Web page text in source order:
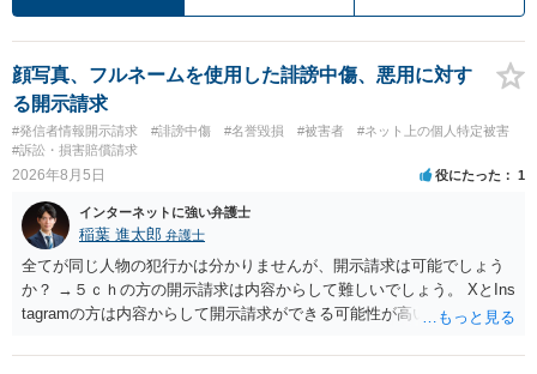
顔写真、フルネームを使用した誹謗中傷、悪用に対す
る開示請求
#発信者情報開示請求 #誹謗中傷 #名誉毀損 #被害者
#ネット上の個人特定被害
#訴訟・損害賠償請求
2026年8月5日 役にたった 1
インターネットに強い弁護士
稲葉 進太郎 弁護士
全てが同じ人物の犯行かは分かりませんが、開示請求は可能でしょう
か？ →５ｃｈの方の開示請求は内容からして難しいでしょう。 XとIns
tagramの方は内容からして開示請求ができる可能性が高いでしょう。
いでしょう。７月中にアカウントが削除されている場合、今から進め